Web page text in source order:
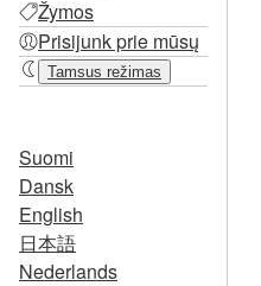
Žymos
Prisijunk prie mūsų
Tamsus režimas
Suomi
Dansk
English
日本語
Nederlands